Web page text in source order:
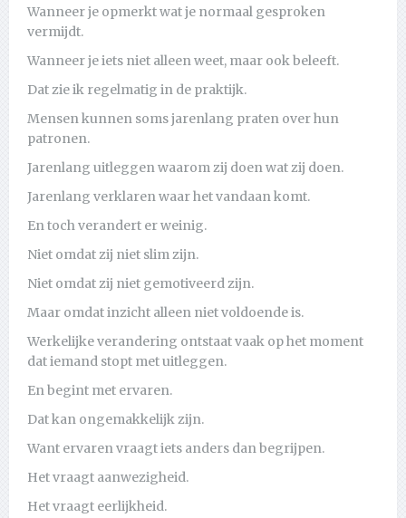
Wanneer je opmerkt wat je normaal gesproken
vermijdt.
Wanneer je iets niet alleen weet, maar ook beleeft.
Dat zie ik regelmatig in de praktijk.
Mensen kunnen soms jarenlang praten over hun
patronen.
Jarenlang uitleggen waarom zij doen wat zij doen.
Jarenlang verklaren waar het vandaan komt.
En toch verandert er weinig.
Niet omdat zij niet slim zijn.
Niet omdat zij niet gemotiveerd zijn.
Maar omdat inzicht alleen niet voldoende is.
Werkelijke verandering ontstaat vaak op het moment
dat iemand stopt met uitleggen.
En begint met ervaren.
Dat kan ongemakkelijk zijn.
Want ervaren vraagt iets anders dan begrijpen.
Het vraagt aanwezigheid.
Het vraagt eerlijkheid.